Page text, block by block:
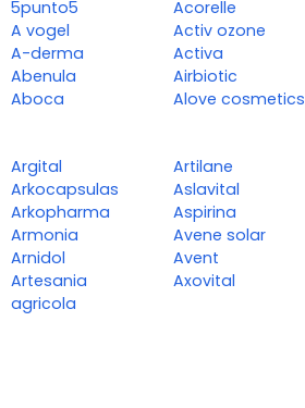
5punto5
A vogel
A-derma
Abenula
Aboca
Acorelle
Activ ozone
Activa
Airbiotic
Alove cosmetics
Argital
Arkocapsulas
Arkopharma
Armonia
Arnidol
Artesania
agricola
Artilane
Aslavital
Aspirina
Avene solar
Avent
Axovital